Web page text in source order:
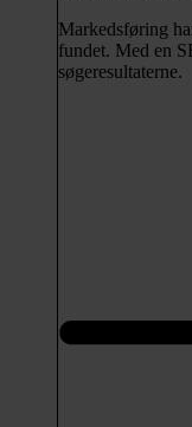
Markedsføring
fundet. Med en
søgeresultaterne.